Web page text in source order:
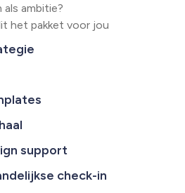
als ambitie?
het pakket voor jou
support
check-in